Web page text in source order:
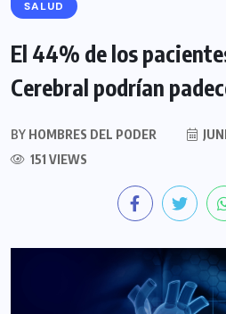
SALUD
El 44% de los
Cerebral podrían
BY HOMBRES DEL PODER
151 VIEWS